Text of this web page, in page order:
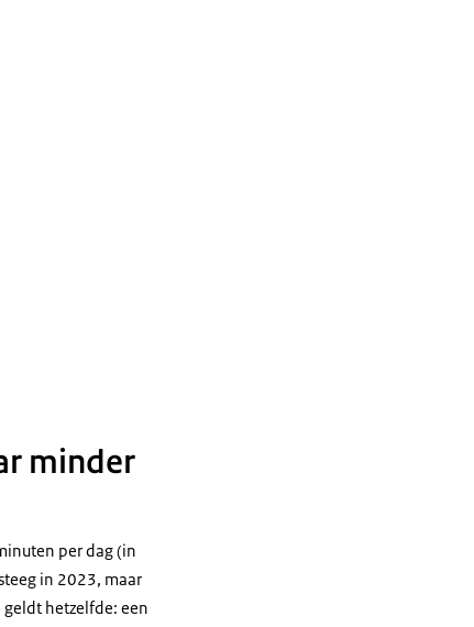
minder
per dag (in
in 2023, maar
hetzelfde: een